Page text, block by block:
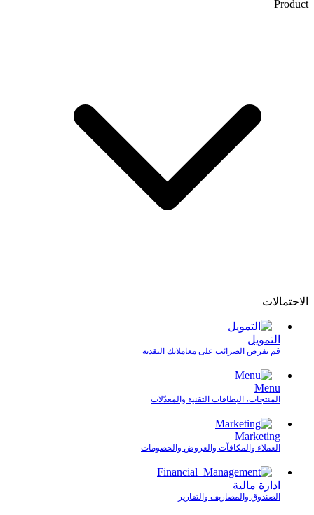
Product
الاحتمالات
التمويل
قم بفرض الضرائب على معاملاتك النقدية
Menu
المنتجات، البطاقات التقنية والمعدّلات
Marketing
العملاء والمكافآت والعروض والخصومات
ادارة مالية
الصندوق والمصاريف والتقارير